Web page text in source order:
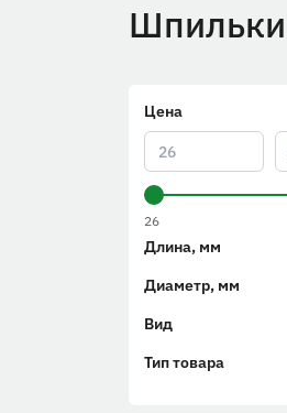
Шпильки
Цена
26
Длина, мм
Диаметр, мм
Вид
Тип товара